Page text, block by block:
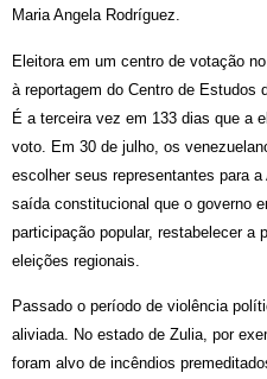
Maria Angela Rodríguez.
Eleitora em um centro de votação
à reportagem do Centro de Estudos
É a terceira vez em 133 dias que a
voto. Em 30 de julho, os
escolher seus representantes para
saída constitucional que o governo
participação popular, restabelecer a
eleições regionais.
Passado o período de violência
aliviada. No estado de Zulia, por
foram alvo de incêndios